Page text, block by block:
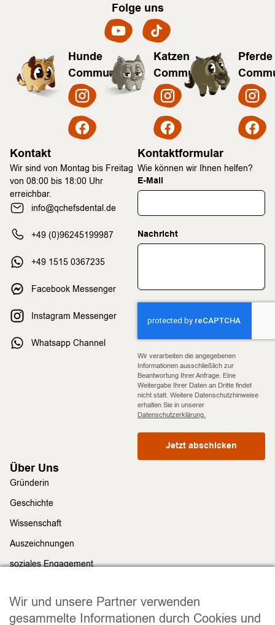
Folge uns
Hunde
Community
Katzen
Community
Pferde
Kontakt
Wir sind von Montag bis Freitag
von 08:00 bis 18:00 Uhr
erreichbar.
info@qchefsdental.de
+49 (0)96245199987
+49 1515 0367235
Facebook Messenger
Instagram Messenger
Whatsapp Channel
Kontaktformular
Wie können wir Ihnen helfen?
E-Mail
Nachricht
Wir verarbeiten die angegebenen
Informationen ausschließlich zur
Beantwortung Ihrer Anfrage. Eine
Weitergabe Ihrer Daten an Dritte findet
nicht statt. Weitere Datenschutzhinweise
erhalten Sie in unserer
Datenschutzerklärung.
Jetzt abschicken
Über Uns
Gründerin
Geschichte
Wissenschaft
Auszeichnungen
soziales Engagement
Rechtliches
Impressum
Wir und unsere Partner verwenden
gesammelte Informationen durch Cookies und